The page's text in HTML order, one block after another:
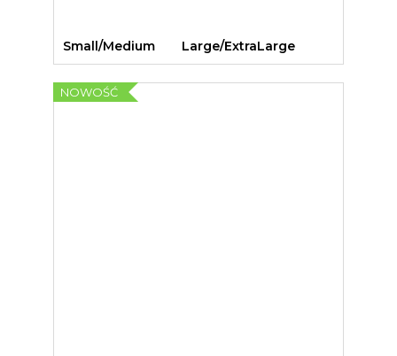
Small/Medium Large/ExtraLarge
NOWOŚĆ